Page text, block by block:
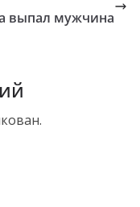
выпал мужчина